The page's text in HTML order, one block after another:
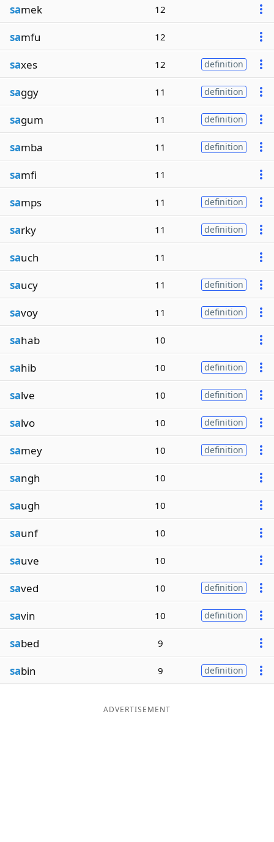
samek 12
samfu 12
saxes 12 definition
saggy 11 definition
sagum 11 definition
samba 11 definition
samfi 11
samps 11 definition
sarky 11 definition
sauch 11
saucy 11 definition
savoy 11 definition
sahab 10
sahib 10 definition
salve 10 definition
salvo 10 definition
samey 10 definition
sangh 10
saugh 10
saunf 10
sauve 10
saved 10 definition
savin 10 definition
sabed 9
sabin 9 definition
ADVERTISEMENT